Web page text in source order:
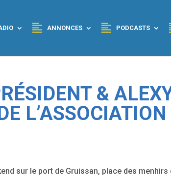
ANNONCES PODCASTS
&
L’ASSOCIATION
sur le port de Gruissan, place des menhirs